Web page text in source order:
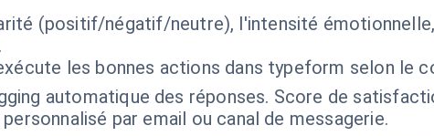
(positif/négatif/neutre), l'intensité
les bonnes actions dans typeform selon le
automatique des réponses. Score de
par email ou canal de messagerie.